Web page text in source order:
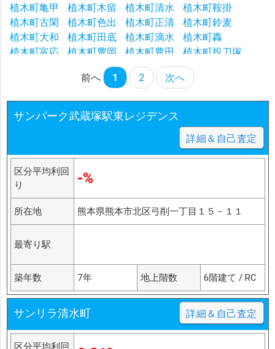
植木町亀甲
植木町木留 植木町清水
植木町鞍掛
植木町古閑
植木町色出 植木町正清
植木町鈴麦
植木町大和
植木町田底 植木町滴水
植木町轟
植木町富応
植木町豊岡 植木町豊田
植木町投刀塚
植木町一木 植木町平井
植木町平野
植木町広住 植木町舟島
植木町辺田野
植木町米塚
兎谷 打越町 大窪 大鳥居町
前へ 1 2 次へ
サンパーク武蔵塚駅東レジデンス
詳細＆自己査定
区分平均利回
り
-%
所在地 熊本県熊本市北区弓削一丁目１５－１１
最寄り駅
築年数 7年 地上階数 6階建て / RC
サンリラ清水町 詳細＆自己査定
区分平均利回